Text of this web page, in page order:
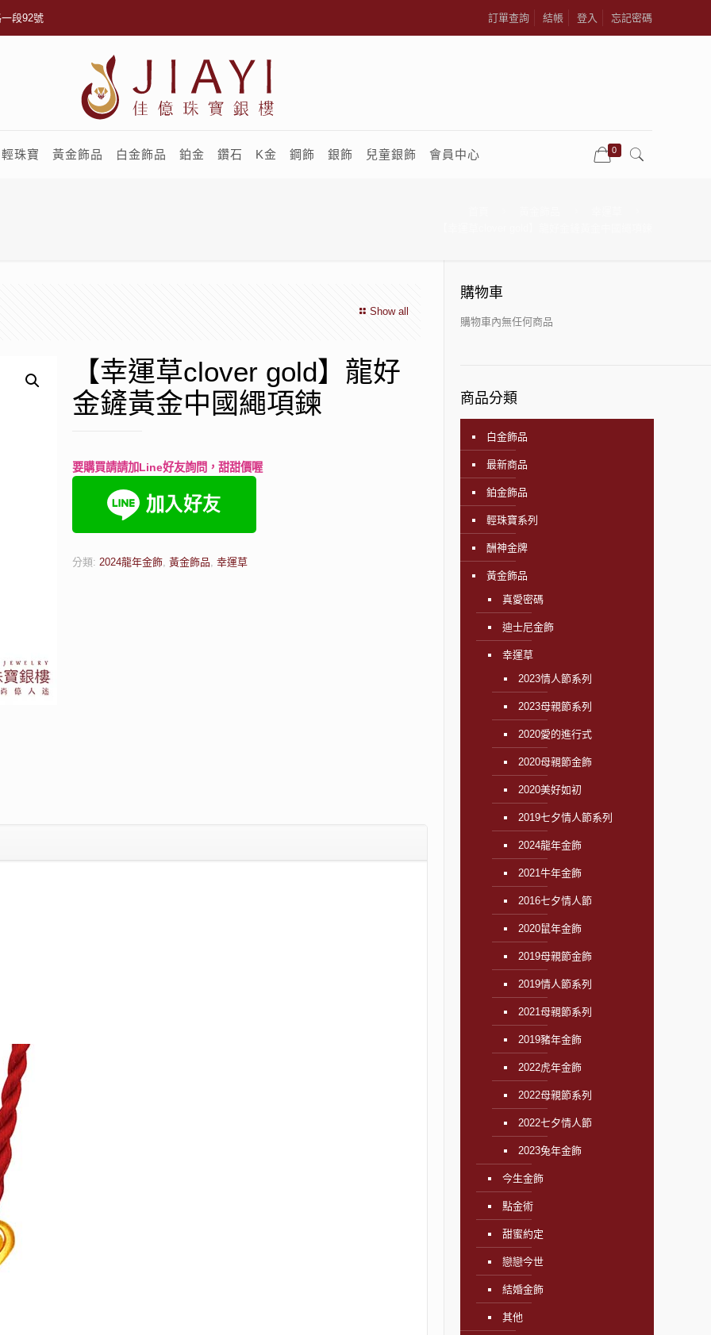
段92號 訂單查詢 結帳 登入 忘記密碼
輕珠寶 黃金飾品 白金飾品 鉑金 鑽石 K金 鋼飾 銀飾 兒童銀飾 會員中心 0
Show all
【幸運草clover gold】龍好
金鏟黃金中國繩項鍊
要購買請請加Line好友詢問，甜甜價喔
分類: 2024龍年金飾, 黃金飾品, 幸運草
購物車
購物車內無任何商品
商品分類
白金飾品
最新商品
鉑金飾品
輕珠寶系列
酬神金牌
黃金飾品
真愛密碼
迪士尼金飾
幸運草
2023情人節系列
2023母親節系列
2020愛的進行式
2020母親節金飾
2020美好如初
2019七夕情人節系列
2024龍年金飾
2021牛年金飾
2016七夕情人節
2020鼠年金飾
2019母親節金飾
2019情人節系列
2021母親節系列
2019豬年金飾
2022虎年金飾
2022母親節系列
2022七夕情人節
2023兔年金飾
今生金飾
點金術
甜蜜約定
戀戀今世
結婚金飾
其他